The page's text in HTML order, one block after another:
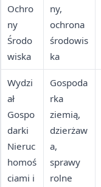
Ochro
ny
Środo
wiska
ny,
ochrona
środowis
ka
Wydzi
ał
Gospo
darki
Nieruc
homoś
ciami i
Gospoda
rka
ziemią,
dzierżaw
a,
sprawy
rolne